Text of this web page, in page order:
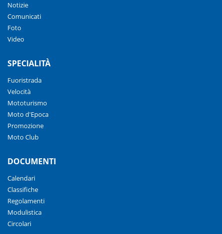
Notizie
Comunicati
Foto
Video
SPECIALITÀ
Fuoristrada
Velocità
Mototurismo
Moto d'Epoca
Promozione
Moto Club
DOCUMENTI
Calendari
Classifiche
Regolamenti
Modulistica
Circolari